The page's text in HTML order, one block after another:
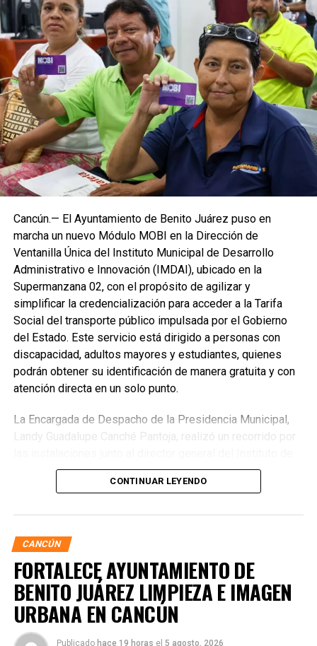
Cancún.— El Ayuntamiento de Benito Juárez puso en
marcha un nuevo Módulo MOBI en la Dirección de
Ventanilla Única del Instituto Municipal de Desarrollo
Administrativo e Innovación (IMDAI), ubicado en la
Supermanzana 02, con el propósito de agilizar y
simplificar la credencialización para acceder a la Tarifa
Social del transporte público impulsada por el Gobierno
del Estado. Este servicio está dirigido a personas con
discapacidad, adultos mayores y estudiantes, quienes
podrán obtener su identificación de manera gratuita y con
atención directa en un solo punto.
La Encargada de Despacho de la Presidencia Municipal,
Landy Guadalupe Canché Pantoja, realizó un recorrido por
Movilidad de Quintana Roo (IMOVEQROO), Rafael
Hernández Kotasek, y la titular del IMDAI, Bárbara
CONTINUAR LEYENDO
CANCÚN
FORTALECE AYUNTAMIENTO DE
BENITO JUÁREZ LIMPIEZA E IMAGEN
URBANA EN CANCÚN
Publicado hace 19 horas el 5 agosto, 2026